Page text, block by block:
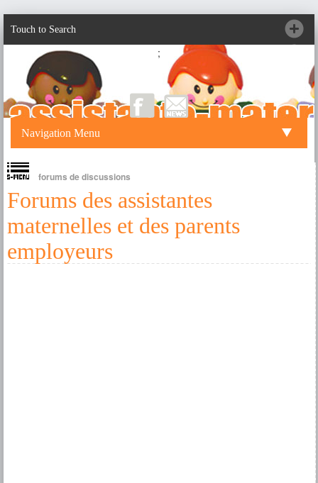
Touch to Search
;
Navigation Menu
forums de discussions
Forums des assistantes
maternelles et des parents
employeurs